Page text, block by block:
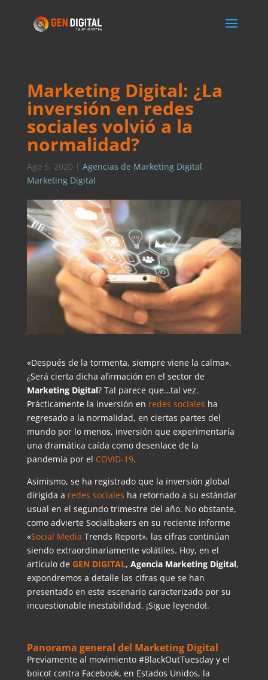
Marketing Digital: ¿La
inversión en redes
sociales volvió a la
normalidad?
Ago 5, 2020 | Agencias de Marketing Digital,
Marketing Digital
«Después de la tormenta, siempre viene la calma».
¿Será cierta dicha afirmación en el sector de
Marketing Digital? Tal parece que…tal vez.
Prácticamente la inversión en redes sociales ha
regresado a la normalidad, en ciertas partes del
mundo por lo menos, inversión que experimentaría
una dramática caída como desenlace de la
pandemia por el COVID-19.
Asimismo, se ha registrado que la inversión global
dirigida a redes sociales ha retornado a su estándar
usual en el segundo trimestre del año. No obstante,
como advierte Socialbakers en su reciente informe
«Social Media Trends Report», las cifras continúan
siendo extraordinariamente volátiles. Hoy, en el
artículo de GEN DIGITAL, Agencia Marketing Digital,
expondremos a detalle las cifras que se han
presentado en este escenario caracterizado por su
incuestionable inestabilidad. ¡Sigue leyendo!.
Panorama general del Marketing Digital
Previamente al movimiento #BlackOutTuesday y el
boicot contra Facebook, en Estados Unidos, la